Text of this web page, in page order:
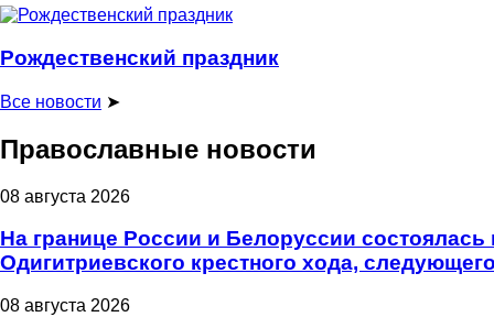
Рождественский праздник
Все новости ➤
Православные новости
08 августа 2026
На границе России и Белоруссии
Одигитриевского крестного хода,
08 августа 2026